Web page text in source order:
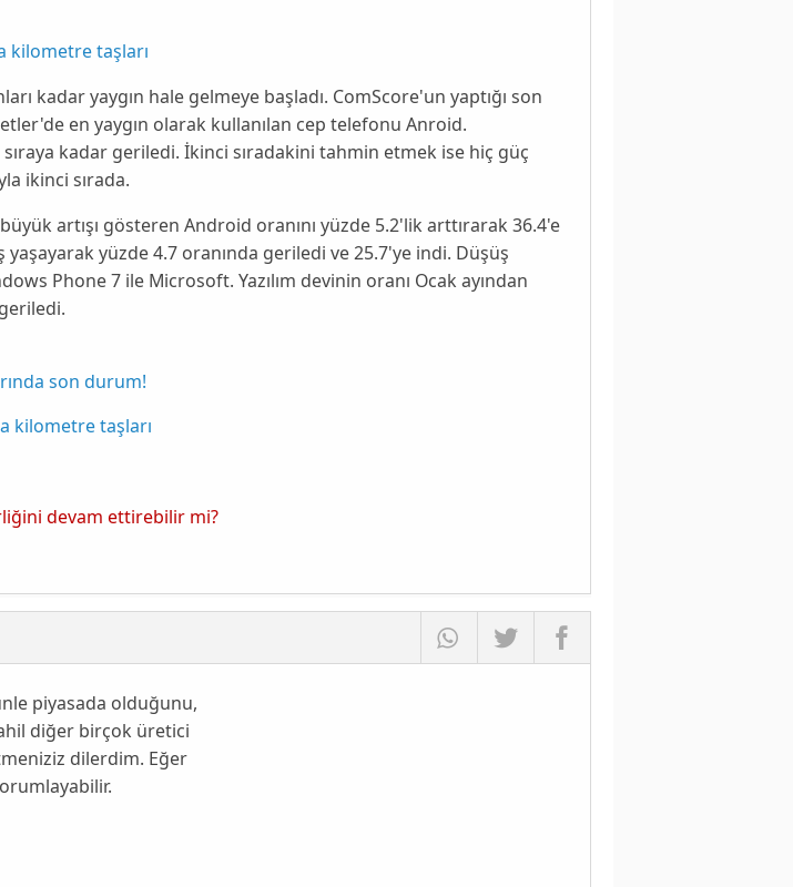
kilometre taşları
kadar yaygın hale gelmeye başladı. ComScore'un yaptığı son
en yaygın olarak kullanılan cep telefonu Anroid.
kadar geriledi. İkinci sıradakini tahmin etmek ise hiç güç
ikinci sırada.
artışı gösteren Android oranını yüzde 5.2'lik arttırarak 36.4'e
yaşayarak yüzde 4.7 oranında geriledi ve 25.7'ye indi. Düşüş
Phone 7 ile Microsoft. Yazılım devinin oranı Ocak ayından
son durum!
kilometre taşları
devam ettirebilir mi?
piyasada olduğunu,
diğer birçok üretici
dilerdim. Eğer